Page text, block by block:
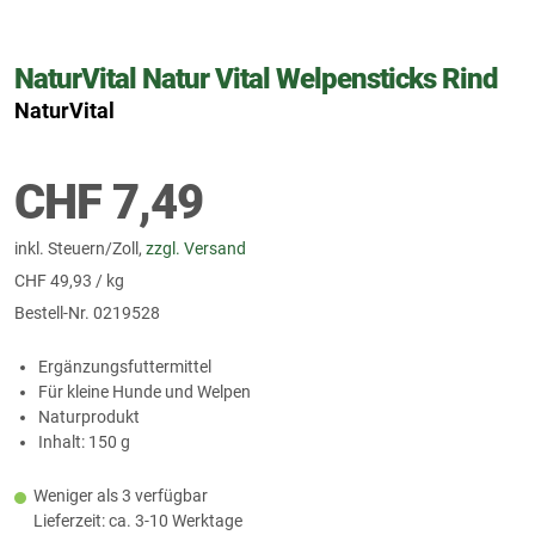
NaturVital Natur Vital Welpensticks Rind
NaturVital
CHF7,49
inkl. Steuern/Zoll, zzgl. Versand
CHF49,93 / kg
Bestell-Nr. 0219528
Ergänzungsfuttermittel
Für kleine Hunde und Welpen
Naturprodukt
Inhalt: 150 g
Weniger als 3 verfügbar
Lieferzeit: ca. 3-10 Werktage